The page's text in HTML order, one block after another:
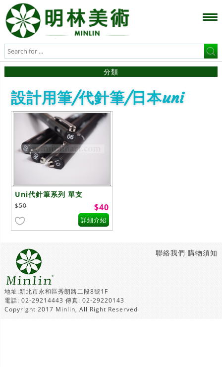
分類
設計用筆/代針筆/日本uni
Uni代針筆系列 單支
$50 $40
詳細介紹
購物須知
聯絡我們
地址:新北市永和區秀朗路二段8號1F
電話: 02-29214443 傳真: 02-29220143
Copyright 2017 Minlin, All Right Reserved